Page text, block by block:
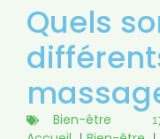
Quels
Bien-être